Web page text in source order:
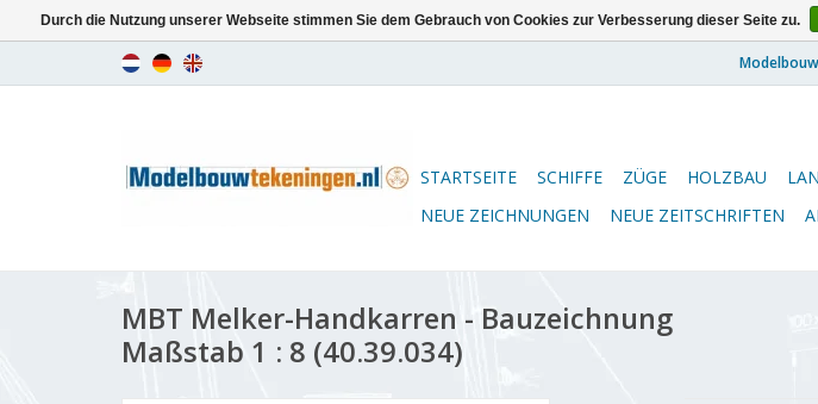
STARTSEITE SCHIFFE ZÜGE HOLZBAU
NEUE ZEICHNUNGEN
NEUE ZEITSCHRIFTEN
MBT Melker-Handkarren - Bauzeichnung
Maßstab 1 : 8 (40.39.034)
Durch die Nutzung unserer Webseite stimmen Sie dem Gebrauch von Cookies zur Verbesserung dieser Seite zu.